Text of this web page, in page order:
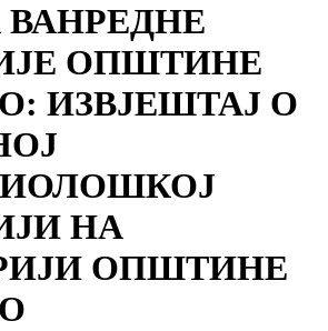
ОПШТИНЕ
ИЗВЈЕШТАЈ О
НА
ОПШТИНЕ